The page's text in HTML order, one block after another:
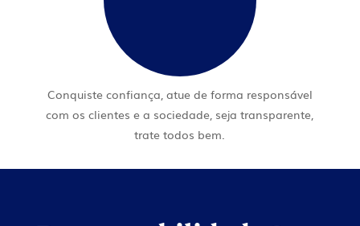
Conquiste confiança, atue de forma responsável
com os clientes e a sociedade, seja transparente,
trate todos bem.